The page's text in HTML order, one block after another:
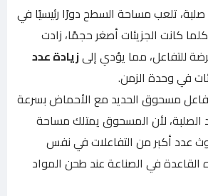
تلعب مساحة السطح دورًا رئيسيًا في
كانت الجزيئات أصغر حجمًا، زادت
للتفاعل، مما يؤدي إلىزيادة عدد
في وحدة الزمن.
مسحوق الحديد مع الأحماض بسرعة
الصلبة، لأن المسحوق يمتلك مساحة
عدد أكبر من التفاعلات في نفس
في الصناعة عند طحن المواد